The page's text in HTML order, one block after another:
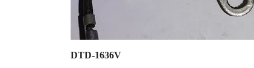
DTD-1636V